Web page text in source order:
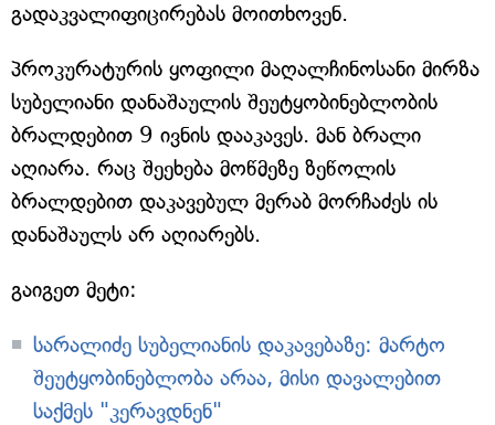
გადაკვალიფიცირებას მოითხოვენ.
პროკურატურის ყოფილი მაღალჩინოსანი მირზა
სუბელიანი დანაშაულის შეუტყობინებლობის
ბრალდებით 9 ივნის დააკავეს. მან ბრალი
აღიარა. რაც შეეხება მოწმეზე ზეწოლის
ბრალდებით დაკავებულ მერაბ მორჩაძეს ის
დანაშაულს არ აღიარებს.
გაიგეთ მეტი:
სარალიძე სუბელიანის დაკავებაზე: მარტო
შეუტყობინებლობა არაა, მისი დავალებით
საქმეს "კერავდნენ"